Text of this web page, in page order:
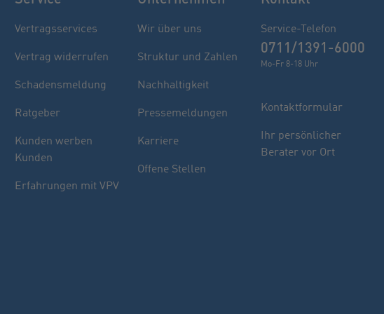
Finden Sie Ihren Berater
Sie haben noch Fragen oder möchten sich
indivuell beraten lassen.
Vertragsservices
Vertrag widerrufen
Schadensmeldung
Ratgeber
Kunden werben
Kunden
Erfahrungen mit VPV
Wir über uns
Struktur und Zahlen
Nachhaltigkeit
Pressemeldungen
Karriere
Offene Stellen
Service-Telefon
0711/1391-6000
Mo-Fr 8-18 Uhr
Kontaktformular
Ihr persönlicher
Berater vor Ort